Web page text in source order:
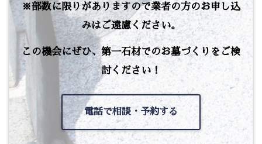
※部数に限りがありますので業者の方のお申し込
みはご遠慮ください。
この機会にぜひ、第一石材でのお墓づくりをご検
討ください！
電話で相談・予約する